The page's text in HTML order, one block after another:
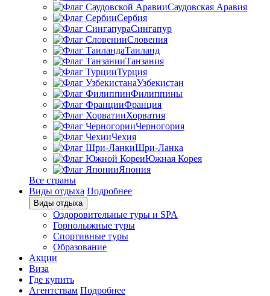
Саудовская Аравия
Сербия
Сингапур
Словения
Таиланд
Танзания
Турция
Узбекистан
Филиппины
Франция
Хорватия
Черногория
Чехия
Шри-Ланка
Южная Корея
Япония
Все страны
Виды отдыха Подробнее
Виды отдыха
Оздоровительные туры и SPA
Горнолыжные туры
Спортивные туры
Образование
Акции
Виза
Где купить
Агентствам Подробнее